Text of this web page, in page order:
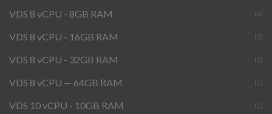
VDS 8 vCPU - 8GB RAM (6)
VDS 8 vCPU - 16GB RAM (5)
VDS 8 vCPU - 32GB RAM (2)
VDS 8 vCPU — 64GB RAM (1)
VDS 10 vCPU - 10GB RAM (1)